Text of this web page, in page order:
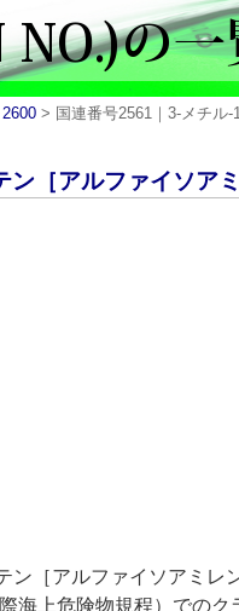
> 国連番号2561｜3-メチル
ン［アルファイソア
ン［アルファイソアミ
海上危険物規程）での